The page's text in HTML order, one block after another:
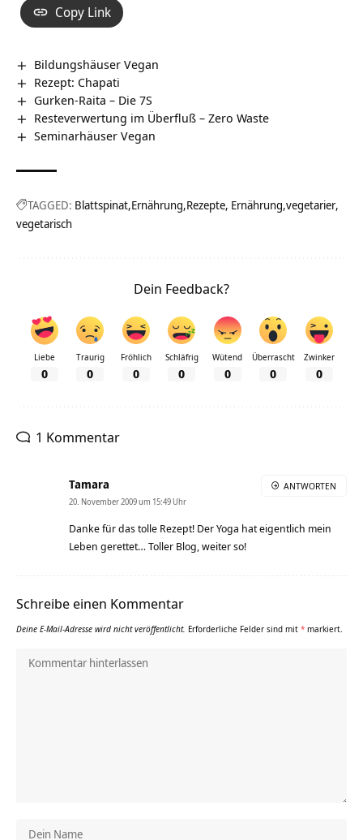
Copy Link
Bildungshäuser Vegan
Rezept: Chapati
Gurken-Raita – Die 7S
Resteverwertung im Überfluß – Zero Waste
Seminarhäuser Vegan
TAGGED: Blattspinat Ernährung Rezepte, Ernährung vegetarier
vegetarisch
Dein Feedback?
Liebe
0
Traurig
0
Fröhlich
0
Schläfrig
0
Wütend
0
Überrascht
0
Zwinker
0
1 Kommentar
Tamara
20. November 2009 um 15:49 Uhr
Danke für das tolle Rezept! Der Yoga hat eigentlich mein
Leben gerettet… Toller Blog, weiter so!
ANTWORTEN
Schreibe einen Kommentar
Deine E-Mail-Adresse wird nicht veröffentlicht. Erforderliche Felder sind mit * markiert.